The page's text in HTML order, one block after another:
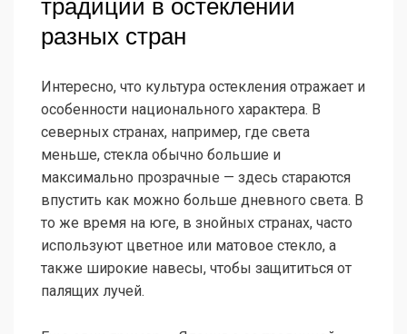
традиций в остеклении
разных стран
Интересно, что культура остекления отражает и
особенности национального характера. В
северных странах, например, где света
меньше, стекла обычно большие и
максимально прозрачные — здесь стараются
впустить как можно больше дневного света. В
то же время на юге, в знойных странах, часто
используют цветное или матовое стекло, а
также широкие навесы, чтобы защититься от
палящих лучей.